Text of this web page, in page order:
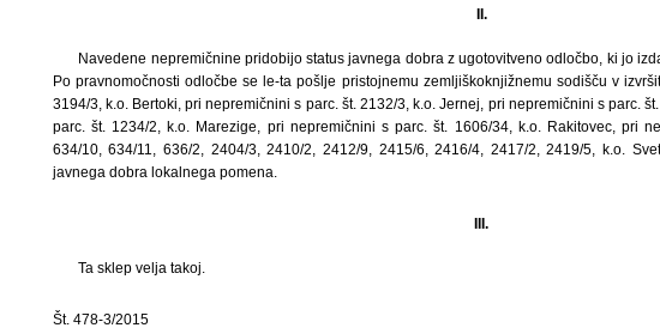
II.
Navedene nepremičnine pridobijo status javnega dobra z ugotovitveno odločbo, ki jo
Po pravnomočnosti odločbe se le-ta pošlje pristojnemu zemljiškoknjižnemu sodišču v
3194/3, k.o. Bertoki, pri nepremičnini s parc. št. 2132/3, k.o. Jernej, pri nepremičnini s parc.
parc. št. 1234/2, k.o. Marezige, pri nepremičnini s parc. št. 1606/34, k.o. Rakitovec, pri
634/10, 634/11, 636/2, 2404/3, 2410/2, 2412/9, 2415/6, 2416/4, 2417/2, 2419/5, k.o.
javnega dobra lokalnega pomena.
III.
Ta sklep velja takoj.
Št. 478-3/2015